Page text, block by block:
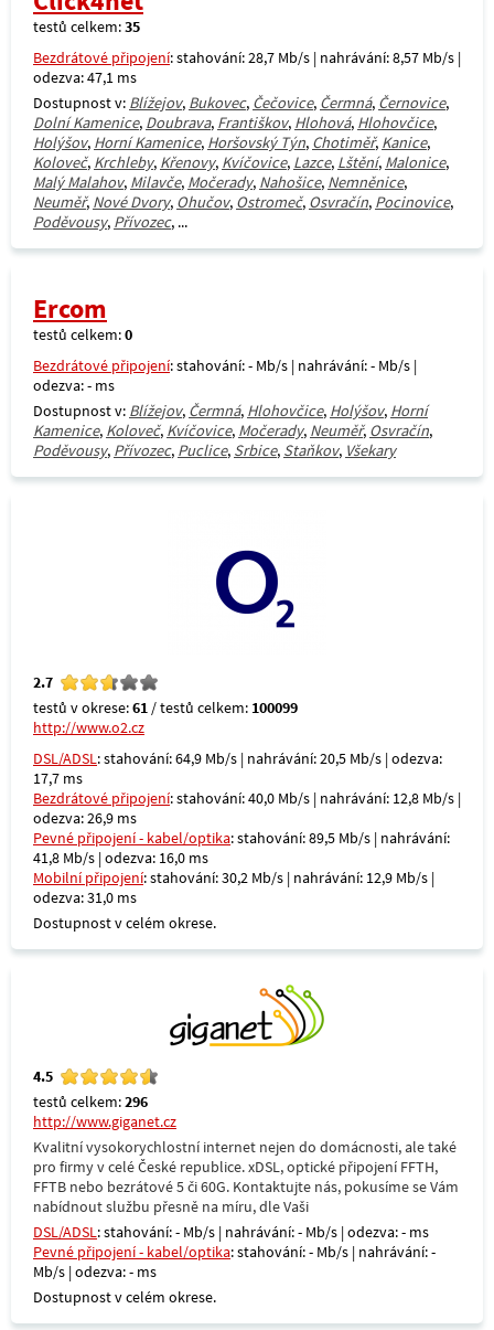
testů celkem:35
Bezdrátové připojení: stahování: 28,7 Mb/s | nahrávání: 8,57 Mb/s |
odezva: 47,1 ms
Dostupnost v: Blížejov, Bukovec, Čečovice, Čermná, Černovice,
Dolní Kamenice, Doubrava, Františkov, Hlohová, Hlohovčice,
Holýšov, Horní Kamenice, Horšovský Týn, Chotiměř, Kanice,
Koloveč, Krchleby, Křenovy, Kvíčovice, Lazce, Lštění, Malonice,
Malý Malahov, Milavče, Močerady, Nahošice, Nemněnice,
Neuměř, Nové Dvory, Ohučov, Ostromeč, Osvračín, Pocinovice,
Poděvousy, Přívozec, ...
Ercom
testů celkem:0
Bezdrátové připojení: stahování: - Mb/s | nahrávání: - Mb/s |
odezva: - ms
Dostupnost v: Blížejov, Čermná, Hlohovčice, Holýšov, Horní
Kamenice, Koloveč, Kvíčovice, Močerady, Neuměř, Osvračín,
Poděvousy, Přívozec, Puclice, Srbice, Staňkov, Všekary
2.7
testů v okrese:61 / testů celkem: 100099
http://www.o2.cz
DSL/ADSL: stahování: 64,9 Mb/s | nahrávání: 20,5 Mb/s | odezva:
17,7 ms
Bezdrátové připojení: stahování: 40,0 Mb/s | nahrávání: 12,8 Mb/s |
odezva: 26,9 ms
Pevné připojení - kabel/optika: stahování: 89,5 Mb/s | nahrávání:
41,8 Mb/s | odezva: 16,0 ms
Mobilní připojení: stahování: 30,2 Mb/s | nahrávání: 12,9 Mb/s |
odezva: 31,0 ms
Dostupnost v celém okrese.
4.5
testů celkem:296
http://www.giganet.cz
Kvalitní vysokorychlostní internet nejen do domácnosti, ale také
pro firmy v celé České republice. xDSL, optické připojení FFTH,
FFTB nebo bezrátové 5 či 60G. Kontaktujte nás, pokusíme se Vám
nabídnout službu přesně na míru, dle Vaši
DSL/ADSL: stahování: - Mb/s | nahrávání: - Mb/s | odezva: - ms
Pevné připojení - kabel/optika: stahování: - Mb/s | nahrávání: -
Mb/s | odezva: - ms
Dostupnost v celém okrese.